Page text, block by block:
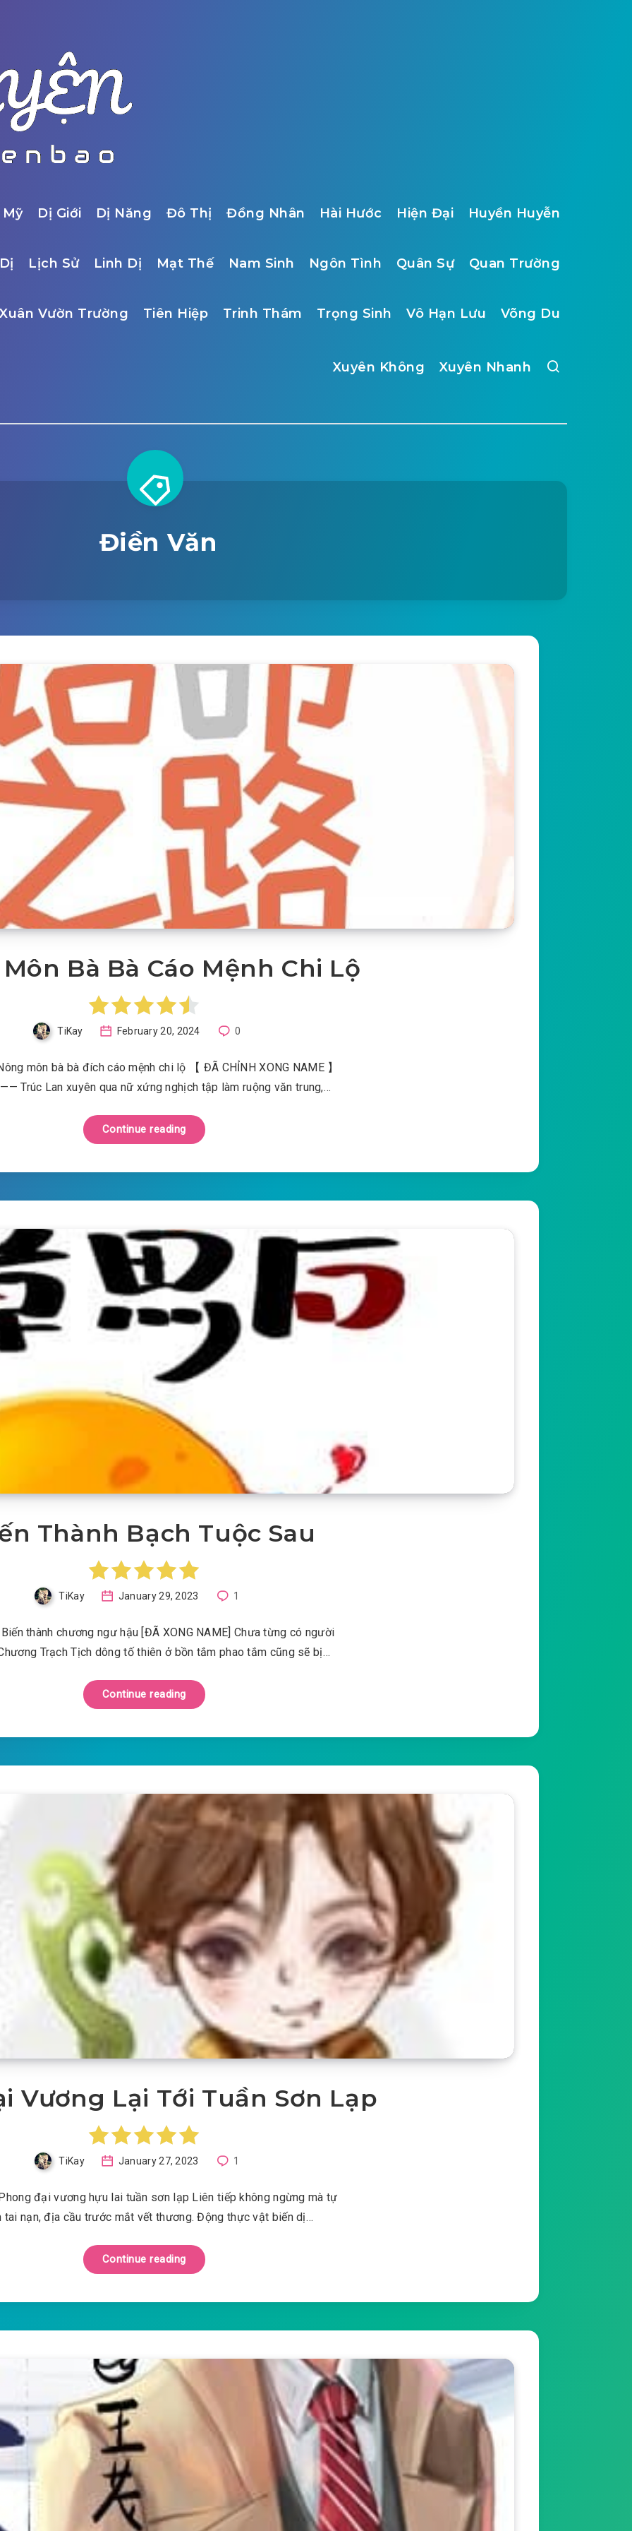
Dị Giới Dị Năng Đô Thị Đồng Nhân Hài Hước Hiện Đại Huyền Huyễn
Lịch Sử Linh Dị Mạt Thế Nam Sinh Ngôn Tình Quân Sự Quan Trường
Vườn Trường Tiên Hiệp Trinh Thám Trọng Sinh Vô Hạn Lưu Võng Du
Xuyên Không Xuyên Nhanh
Điền Văn
Bà Bà Cáo Mệnh Chi Lộ
TiKay February 20, 2024 0
môn bà bà đích cáo mệnh chi lộ 【 ĐÃ CHỈNH XONG NAME 】
Trúc Lan xuyên qua nữ xứng nghịch tập làm ruộng văn trung,…
Continue reading
Thành Bạch Tuộc Sau
TiKay January 29, 2023 1
thành chương ngư hậu [ĐÃ XONG NAME] Chưa từng có người
Trạch Tịch dông tố thiên ở bồn tắm phao tắm cũng sẽ bị…
Continue reading
Vương Lại Tới Tuần Sơn Lạp
TiKay January 27, 2023 1
đại vương hựu lai tuần sơn lạp Liên tiếp không ngừng mà tự
tai nạn, địa cầu trước mắt vết thương. Động thực vật biến dị…
Continue reading